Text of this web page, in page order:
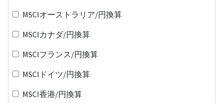
MSCIオーストラリア/円換算
MSCIカナダ/円換算
MSCIフランス/円換算
MSCIドイツ/円換算
MSCI香港/円換算